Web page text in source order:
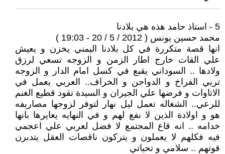
5 - استاذ حامد هذه هي بلادنا
محمد حسين يونس ( 2012 / 5 / 20 - 19:03 )
انها قصة متكررة في كل بلادنا اليمني يخزن و يعيش
علي القات خارج اطار الزمن و الزوجه تسعي لرزق
ولادها .. السوداني يقبع في كسل امام الدار و الزوجه
تربي الفراخ و الدواجن و الخراف.. العربي يعمل في
الاتاوات و فرضها علي الجيران و السيدة تقود قطيع الغنم
للرعي.. الشغاله تعمل ليل نهار لتوفر لزوجها مصاريفه
هو و اولادة الذين لا نفع لهم و في النهايه يعايرها بانها
خدامه .. انه قاع المجتمع لا فضل لعربي علي اعجمي
فيه فكلهم لا يعملون و يتركون ناقصات العقل يتدبرن
قوتهم .. سلامي و تحياتي